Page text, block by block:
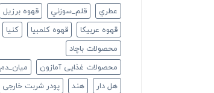
عطري
قلم_سوزني
قهوه برزیل
قهوه عربیکا
قهوه کلمبیا
كنيا
محصولات باچاد
محصولات غذایی آمازون
ميان_دم
هل دار
هند
پودر شربت خارجی